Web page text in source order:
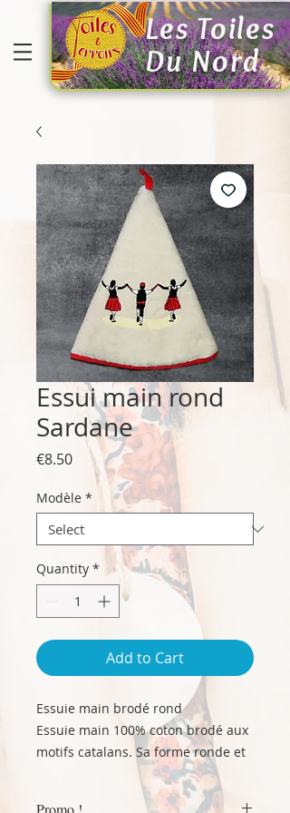
Les Toiles
Du Nord
Essui main rond
Sardane
€8.50Price
Modèle *
Quantity *
Add to Cart
Essuie main brodé rond
Essuie main 100% coton brodé aux
motifs catalans. Sa forme ronde et
son diamètre de 65 cm environ,
offrent une bonne surface et une
Promo !